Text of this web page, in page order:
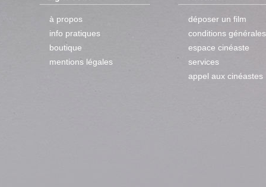
à propos
info pratiques
boutique
mentions légales
déposer un film
conditions générales
espace cinéaste
services
appel aux cinéastes